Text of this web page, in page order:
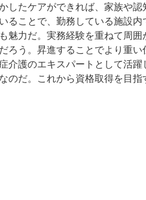
したケアができれば、家族や
ることで、勤務している施設
魅力だ。実務経験を重ねて周
ろう。昇進することでより重
介護のエキスパートとして活
のだ。これから資格取得を目指